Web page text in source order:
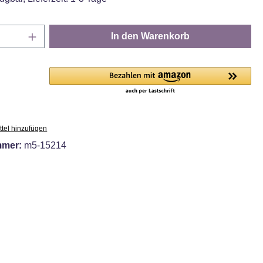
Anzahl: Gib den gewünschten Wert ein
In den Warenkorb
hinzufügen
m5-15214